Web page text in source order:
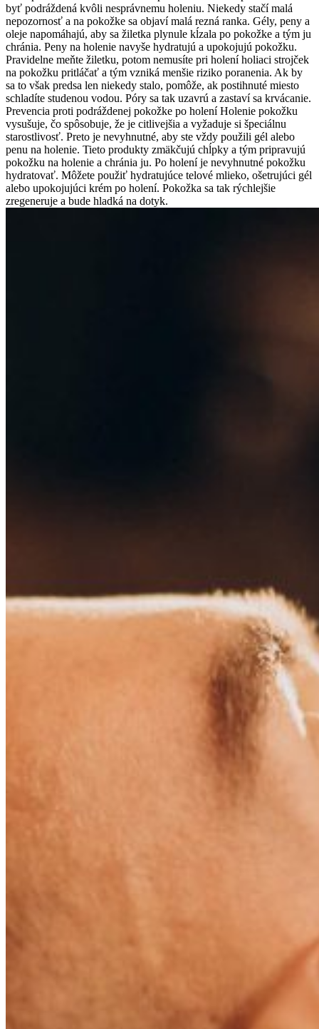
byť podráždená kvôli nesprávnemu holeniu. Niekedy stačí malá
nepozornosť a na pokožke sa objaví malá rezná ranka. Gély, peny a
oleje napomáhajú, aby sa žiletka plynule kĺzala po pokožke a tým ju
chránia. Peny na holenie navyše hydratujú a upokojujú pokožku.
Pravidelne meňte žiletku, potom nemusíte pri holení holiaci strojček
na pokožku pritláčať a tým vzniká menšie riziko poranenia. Ak by
sa to však predsa len niekedy stalo, pomôže, ak postihnuté miesto
schladíte studenou vodou. Póry sa tak uzavrú a zastaví sa krvácanie.
Prevencia proti podráždenej pokožke po holení Holenie pokožku
vysušuje, čo spôsobuje, že je citlivejšia a vyžaduje si špeciálnu
starostlivosť. Preto je nevyhnutné, aby ste vždy použili gél alebo
penu na holenie. Tieto produkty zmäkčujú chĺpky a tým pripravujú
pokožku na holenie a chránia ju. Po holení je nevyhnutné pokožku
hydratovať. Môžete použiť hydratujúce telové mlieko, ošetrujúci gél
alebo upokojujúci krém po holení. Pokožka sa tak rýchlejšie
zregeneruje a bude hladká na dotyk.